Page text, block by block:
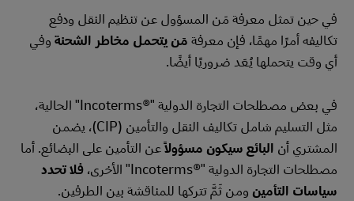
في حين تمثل معرفة مَن المسؤول عن تنظيم النقل ودفع
تكاليفه أمرًا مهمًا، فإن معرفةمَن يتحمل مخاطر الشحنةوفي
أي وقت يتحملها يُعَد ضروريًا أيضًا.
في بعض مصطلحات التجارة الدولية "Incoterms®‎" الحالية،
مثل التسليم شامل تكاليف النقل والتأمين (CIP)، يضمن
المشتري أن البائع سيكون مسؤولاًعن التأمين على البضائع. أما
مصطلحات التجارة الدولية "Incoterms®‎" الأخرى،
فلا تحدد
سياسات التأمين ومن ثَمَّ تتركها للمناقشة بين الطرفين.